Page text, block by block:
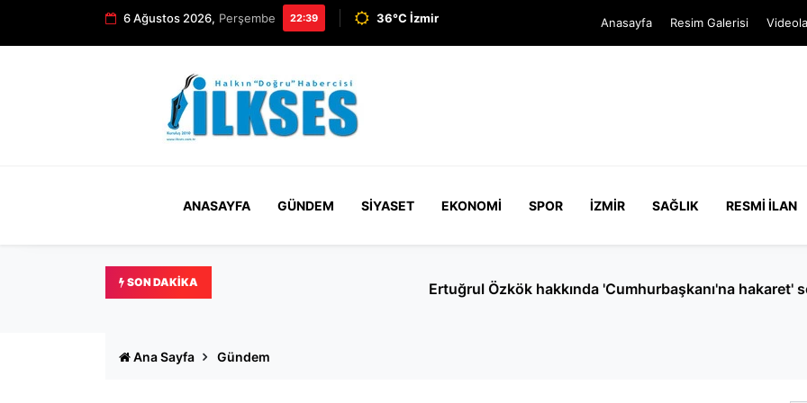
6 Ağustos 2026, Perşembe 22:39 36°C İzmir Anasayfa Resim Galerisi
ANASAYFA GÜNDEM SIYASET EKONOMI SPOR İZMIR SAĞLIK RESMI İLAN
SON DAKIKA Ertuğrul Özkök hakkında 'Cumhurbaşkanı'na hakaret' soruşturması
Ana Sayfa Gündem